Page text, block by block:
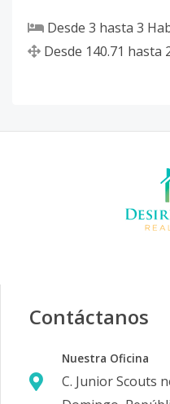
Desde 3 hasta 3
Desde 140.71 hasta
Contáctanos
Nuestra Oficina
C. Junior Scouts